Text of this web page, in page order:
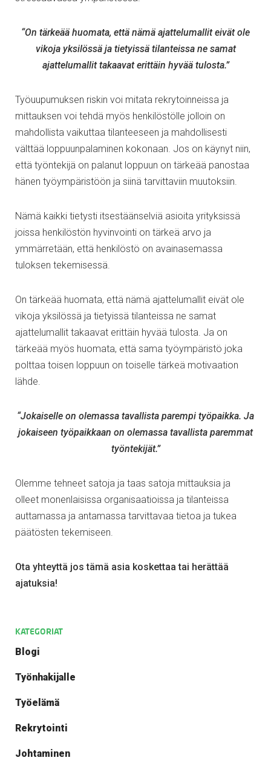
“On tärkeää huomata, että nämä ajattelumallit eivät ole
vikoja yksilössä ja tietyissä tilanteissa ne samat
ajattelumallit takaavat erittäin hyvää tulosta.”
Työuupumuksen riskin voi mitata rekrytoinneissa ja
mittauksen voi tehdä myös henkilöstölle jolloin on
mahdollista vaikuttaa tilanteeseen ja mahdollisesti
välttää loppuunpalaminen kokonaan. Jos on käynyt niin,
että työntekijä on palanut loppuun on tärkeää panostaa
hänen työympäristöön ja siinä tarvittaviin muutoksiin.
Nämä kaikki tietysti itsestäänselviä asioita yrityksissä
joissa henkilöstön hyvinvointi on tärkeä arvo ja
ymmärretään, että henkilöstö on avainasemassa
tuloksen tekemisessä.
On tärkeää huomata, että nämä ajattelumallit eivät ole
vikoja yksilössä ja tietyissä tilanteissa ne samat
ajattelumallit takaavat erittäin hyvää tulosta. Ja on
tärkeää myös huomata, että sama työympäristö joka
polttaa toisen loppuun on toiselle tärkeä motivaation
lähde.
“Jokaiselle on olemassa tavallista parempi työpaikka. Ja
jokaiseen työpaikkaan on olemassa tavallista paremmat
työntekijät.”
Olemme tehneet satoja ja taas satoja mittauksia ja
olleet monenlaisissa organisaatioissa ja tilanteissa
auttamassa ja antamassa tarvittavaa tietoa ja tukea
päätösten tekemiseen.
Ota yhteyttä jos tämä asia koskettaa tai herättää
ajatuksia!
KATEGORIAT
Blogi
Työnhakijalle
Työelämä
Rekrytointi
Johtaminen